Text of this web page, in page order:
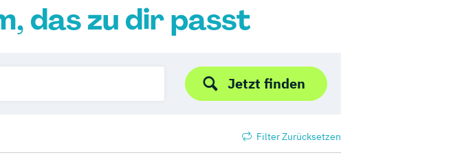
das zu dir passt
Jetzt finden
Filter Zurücksetzen